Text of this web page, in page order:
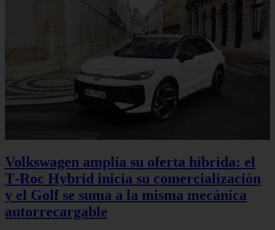
Volkswagen amplía su oferta híbrida: el
T‑Roc Hybrid inicia su comercialización
y el Golf se suma a la misma mecánica
autorrecargable